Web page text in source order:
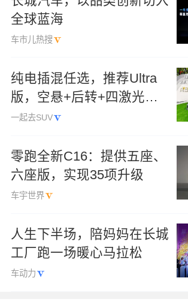
全球蓝海
车市儿热搜
纯电插混任选，推荐Ultra
版，空悬+后转+四激光，
岚图泰山X8上市
一起去SUV
零跑全新C16：提供五座、
六座版，实现35项升级
车宇世界
人生下半场，陪妈妈在长城
工厂跑一场暖心马拉松
车动力